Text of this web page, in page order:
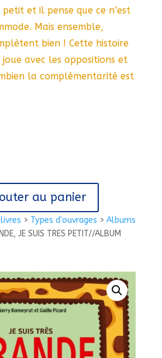
> Types d'ouvrages > Albums
JE SUIS TRES PETIT//ALBUM
et il pense que ce n’est
Mais ensemble,
bien ! Cette histoire
avec les oppositions et
la complémentarité est
au panier